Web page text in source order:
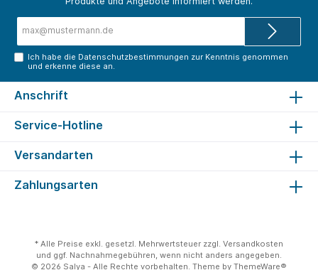
Adresse*
Ich habe die Datenschutzbestimmungen zur Kenntnis genommen
und erkenne diese an.
Anschrift
Service-Hotline
Versandarten
Zahlungsarten
* Alle Preise exkl. gesetzl. Mehrwertsteuer zzgl. Versandkosten
und ggf. Nachnahmegebühren, wenn nicht anders angegeben.
© 2026 Salya - Alle Rechte vorbehalten. Theme by ThemeWare®